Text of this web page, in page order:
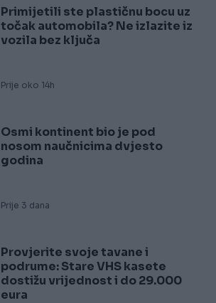
Primijetili ste plastičnu bocu uz
točak automobila? Ne izlazite iz
vozila bez ključa
Prije oko 14h
Osmi kontinent bio je pod
nosom naučnicima dvjesto
godina
Prije 3 dana
Provjerite svoje tavane i
podrume: Stare VHS kasete
dostižu vrijednost i do 29.000
eura